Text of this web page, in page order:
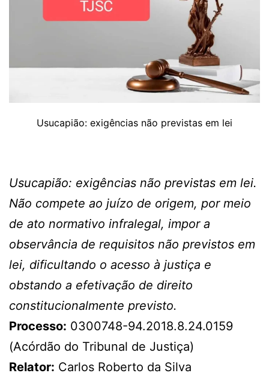
Usucapião: exigências não previstas em lei
Usucapião: exigências não previstas em lei.
Não compete ao juízo de origem, por meio
de ato normativo infralegal, impor a
observância de requisitos não previstos em
lei, dificultando o acesso à justiça e
obstando a efetivação de direito
constitucionalmente previsto.
Processo: 0300748-94.2018.8.24.0159
(Acórdão do Tribunal de Justiça)
Relator: Carlos Roberto da Silva